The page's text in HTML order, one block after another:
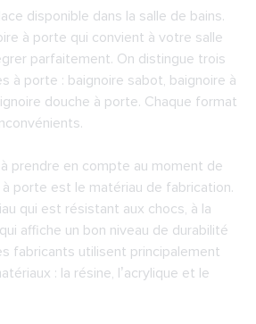
disponible dans la salle de bains.
à porte qui convient à votre salle
parfaitement. On distingue trois
à porte : baignoire sabot, baignoire à
douche à porte. Chaque format
prendre en compte au moment de
porte est le matériau de fabrication.
qui est résistant aux chocs, à la
affiche un bon niveau de durabilité
fabricants utilisent principalement
: la résine, l’acrylique et le